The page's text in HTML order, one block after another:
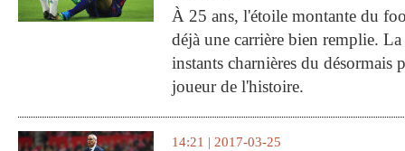
À 25 ans, l'étoile montante du
déjà une carrière bien remplie.
instants charnières du désormais
joueur de l'histoire.
14:21 | 2017-03-25